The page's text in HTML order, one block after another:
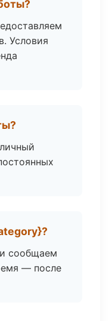
Условия
сообщаем
— после